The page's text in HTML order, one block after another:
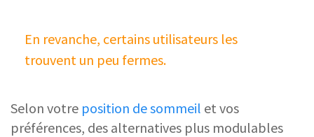
En revanche, certains utilisateurs les
trouvent un peu fermes.
Selon votre position de sommeil et vos
préférences, des alternatives plus modulables